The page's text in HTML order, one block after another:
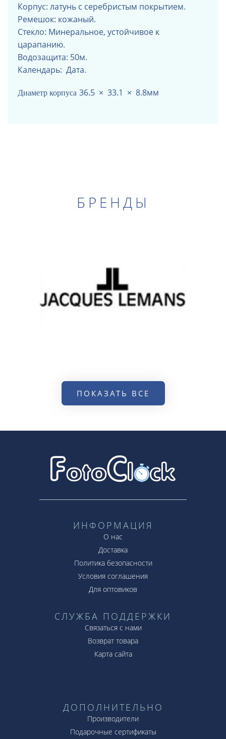
Корпус: латунь с серебристым покрытием.
Ремешок: кожаный.
Стекло: Минеральное, устойчивое к
царапанию.
Водозащита: 50м.
Календарь: Дата.
Диаметр корпуса 36.5 × 33.1 × 8.8мм
БРЕНДЫ
ПОКАЗАТЬ ВСЕ
ИНФОРМАЦИЯ
О нас
Доставка
Политика безопасности
Условия соглашения
Для оптовиков
СЛУЖБА ПОДДЕРЖКИ
Связаться с нами
Возврат товара
Карта сайта
ДОПОЛНИТЕЛЬНО
Производители
Подарочные сертификаты